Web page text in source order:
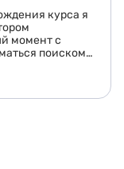
курса я
момент с
поиском
сферу
книгу